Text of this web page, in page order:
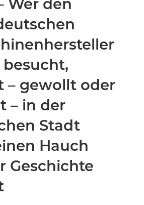
Wer den
– gewollt oder
– in der
Stadt
Hauch
Geschichte